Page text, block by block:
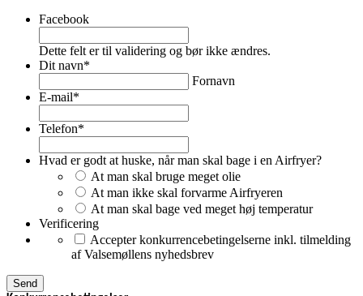
Facebook
Dette felt er til validering og bør ikke ændres.
Dit navn*
Fornavn
E-mail*
Telefon*
Hvad er godt at huske, når man skal bage i en Airfryer?
At man skal bruge meget olie
At man ikke skal forvarme Airfryeren
At man skal bage ved meget høj temperatur
Verificering
Accepter konkurrencebetingelserne inkl. tilmelding
af Valsemøllens nyhedsbrev